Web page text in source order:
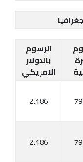
الرسوم
بالدولار
الامريكي
2.186
2.186